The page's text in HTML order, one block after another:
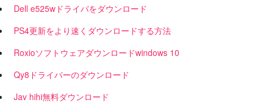
Dell e525wドライバをダウンロード
PS4更新をより速くダウンロードする方法
Roxioソフトウェアダウンロードwindows 10
Qy8ドライバーのダウンロード
Jav hihi無料ダウンロード